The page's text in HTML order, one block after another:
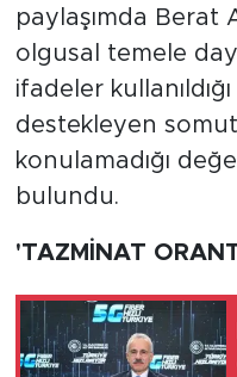
paylaşımda Berat
olgusal temele
ifadeler
destekleyen
konulamadığı
bulundu.
'TAZMİNAT